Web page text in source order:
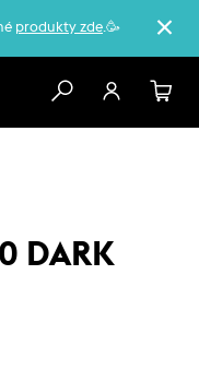
produkty zde.🥳
DARK